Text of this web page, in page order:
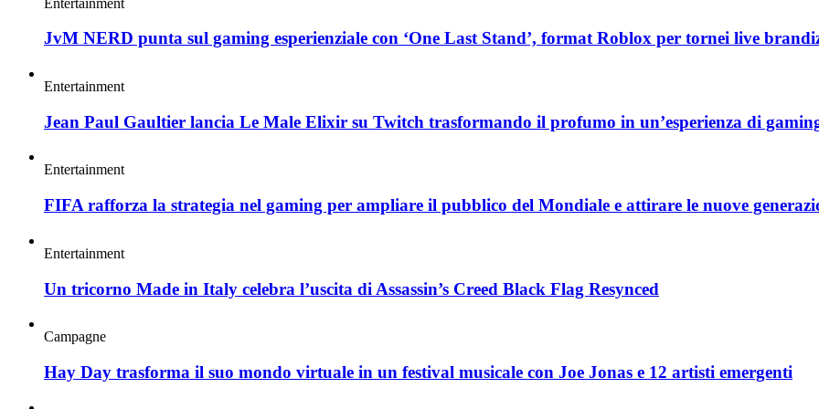
JvM NERD punta sul gaming esperienziale con ‘One Last Stand’, format Roblox per tornei live
Entertainment
Jean Paul Gaultier lancia Le Male Elixir su Twitch trasformando il profumo in un’esperienza di
Entertainment
FIFA rafforza la strategia nel gaming per ampliare il pubblico del Mondiale e attirare le nuove
Entertainment
Un tricorno Made in Italy celebra l’uscita di Assassin’s Creed Black Flag Resynced
Campagne
Hay Day trasforma il suo mondo virtuale in un festival musicale con Joe Jonas e 12 artisti emergenti